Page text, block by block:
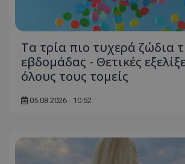
Τα τρία πιο τυχερά ζώδια
εβδομάδας - Θετικές
όλους τους τομείς
05.08.2026 - 10:52